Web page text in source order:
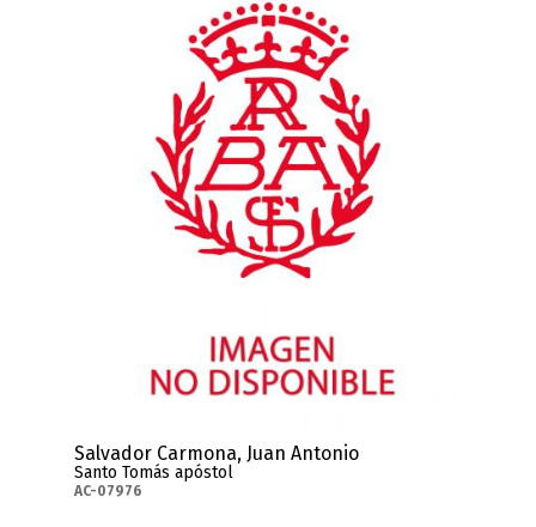
Salvador Carmona, Juan Antonio
Santo Tomás apóstol
AC-07976